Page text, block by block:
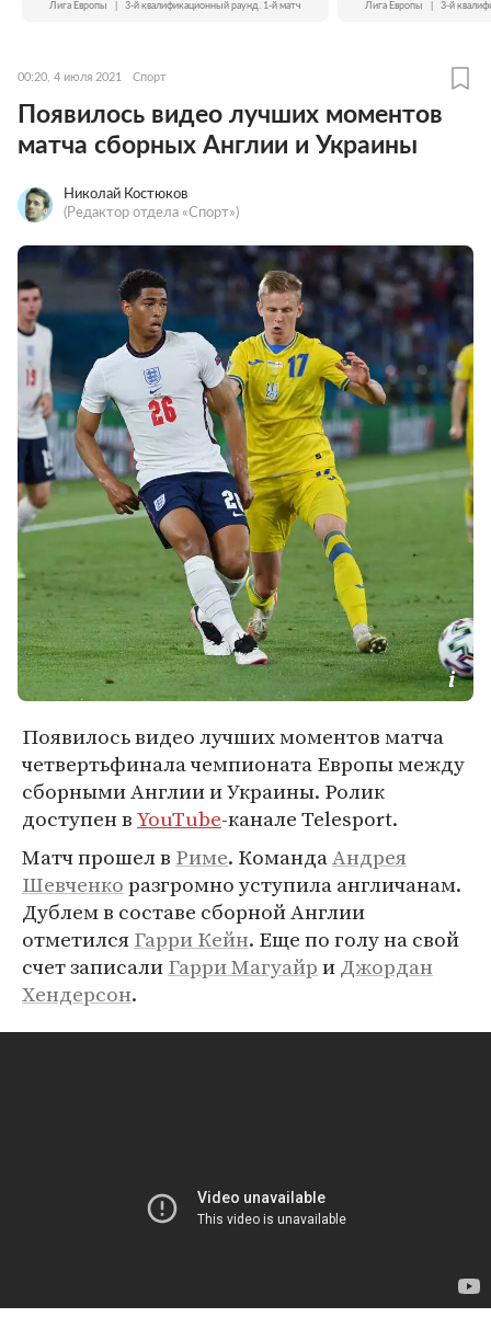
Лига Европы 3-й квалификационный раунд. 1-й матч Лига Европы 3-й
00:20, 4 июля 2021 Спорт
Появилось видео лучших моментов
матча сборных Англии и Украины
Николай Костюков
(Редактор отдела «Спорт»)
Появилось видео лучших моментов матча
четвертьфинала чемпионата Европы между
сборными Англии и Украины. Ролик
доступен вYouTube-канале Telesport.
Матч прошел в Риме. КомандаАндрея
Шевченкоразгромно уступила англичанам.
Дублем в составе сборной Англии
отметилсяГарри Кейн. Еще по голу на свой
счет записалиГарри МагуайриДжордан
Хендерсон.